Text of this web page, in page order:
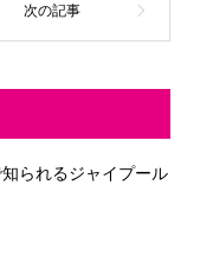
られるジャイプール